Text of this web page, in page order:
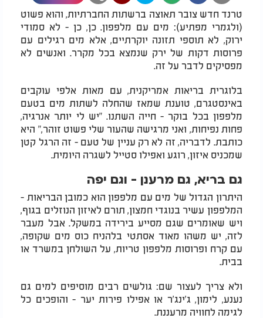
טרנד חדש צובר תאוצה ברשתות החברתיות, והוא פשוט
(ולגמרי מפתיע): מים עם מלפפון. כן, כן - לא סמודי
ירוק, לא תוספי תזונה יוקרתיים, אלא מים רגילים עם
פרוסות דקות של ירק שנמצא בכל מקרר. ואנשים לא
מפסיקים לדבר על זה.
בלוגרית בריאות אמריקנית, עם מאות אלפי עוקבים
באינסטגרם, טוענת שמאז שהחלה לשתות מים בטעם
מלפפון בכל בוקר - חייה השתנו. "יש לי יותר אנרגיה,
פחות נפיחות, ואני מרגישה שהעור שלי פשוט זוהר," היא
כותבת. לדבריה, זה לא רק עניין של טעם - זה הרגל קטן
שמכניס איזון, רוגע ואפילו סטייל לשגרה היומית.
גם בריא, גם מרענן - וגם יפה
היתרון הגדול של מים עם מלפפון הוא כמובן הבריאות -
המלפפון עשיר בנוגדי חמצון, תורם לאיזון הנוזלים בגוף,
ויש שאומרים שגם מסייע בירידה במשקל. אבל מעבר
לזה, יש משהו מאוד אסתטי בלהניח כוס מים שקופה,
עם קרח ופרוסות מלפפון טריות, על השולחן במשרד או
בבית.
ולא צריך לעצור שם: גולשים רבים מוסיפים למים גם
נענע, לימון, ג'ינג'ר או אפילו פירות יער - והופכים כל
לגימה לחוויה מרעננת.